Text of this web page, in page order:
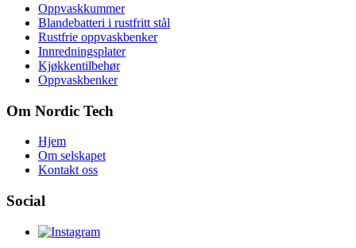
Oppvaskkummer
Blandebatteri i rustfritt stål
Rustfrie oppvaskbenker
Innredningsplater
Kjøkkentilbehør
Oppvaskbenker
Om Nordic Tech
Hjem
Om selskapet
Kontakt oss
Social